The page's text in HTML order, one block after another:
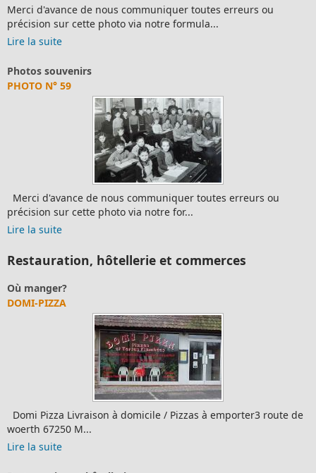
d'avance de nous communiquer toutes erreurs ou
sur cette photo via notre formula...
la suite
souvenirs
N° 59
d'avance de nous communiquer toutes erreurs ou
sur cette photo via notre for...
la suite
Restauration, hôtellerie et commerces
Où manger?
DOMI-PIZZA
Domi Pizza Livraison à domicile / Pizzas à emporter3 route de
woerth 67250 M...
Lire la suite